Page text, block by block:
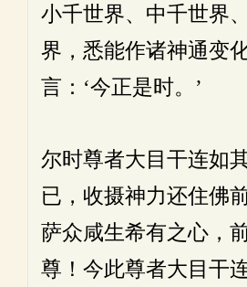
小千世界、中千世界
界，悉能作诸神通变
言：‘今正是时。’
尔时尊者大目干连如
已，收摄神力还住佛
萨众咸生希有之心，
尊！今此尊者大目干